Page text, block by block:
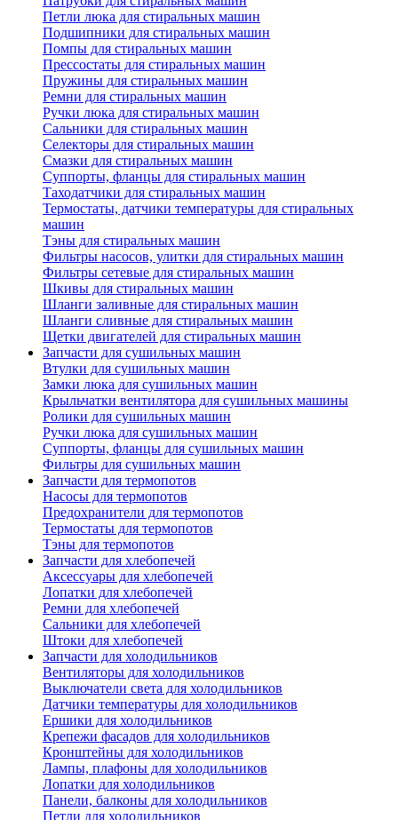
Петли люка для стиральных машин
Подшипники для стиральных машин
Помпы для стиральных машин
Прессостаты для стиральных машин
Пружины для стиральных машин
Ремни для стиральных машин
Ручки люка для стиральных машин
Сальники для стиральных машин
Селекторы для стиральных машин
Смазки для стиральных машин
Суппорты, фланцы для стиральных машин
Таходатчики для стиральных машин
Термостаты, датчики температуры для стиральных
машин
Тэны для стиральных машин
Фильтры насосов, улитки для стиральных машин
Фильтры сетевые для стиральных машин
Шкивы для стиральных машин
Шланги заливные для стиральных машин
Шланги сливные для стиральных машин
Щетки двигателей для стиральных машин
Запчасти для сушильных машин
Втулки для сушильных машин
Замки люка для сушильных машин
Крыльчатки вентилятора для сушильных машины
Ролики для сушильных машин
Ручки люка для сушильных машин
Суппорты, фланцы для сушильных машин
Фильтры для сушильных машин
Запчасти для термопотов
Насосы для термопотов
Предохранители для термопотов
Термостаты для термопотов
Тэны для термопотов
Запчасти для хлебопечей
Аксессуары для хлебопечей
Лопатки для хлебопечей
Ремни для хлебопечей
Сальники для хлебопечей
Штоки для хлебопечей
Запчасти для холодильников
Вентиляторы для холодильников
Выключатели света для холодильников
Датчики температуры для холодильников
Ершики для холодильников
Крепежи фасадов для холодильников
Кронштейны для холодильников
Лампы, плафоны для холодильников
Лопатки для холодильников
Панели, балконы для холодильников
Петли для холодильников